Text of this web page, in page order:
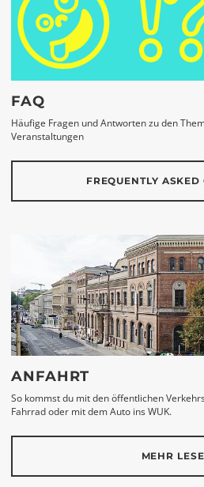
FAQ
Häufige Fragen und Antworten zu den
Veranstaltungen
FREQUENTLY ASKED
ANFAHRT
So kommst du mit den öffentlichen
Fahrrad oder mit dem Auto ins WUK.
MEHR